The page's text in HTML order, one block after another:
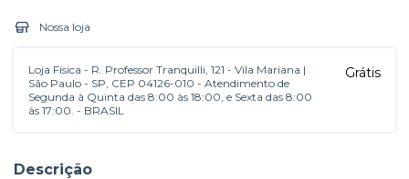
Nossa loja
Loja Física - R. Professor Tranquilli, 121 - Vila Mariana |
São Paulo - SP, CEP 04126-010 - Atendimento de
Segunda à Quinta das 8:00 às 18:00, e Sexta das 8:00
às 17:00. - BRASIL
Grátis
Descrição